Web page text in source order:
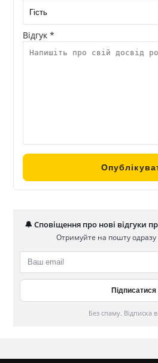
Відгук *
🔔 Сповіщення про нові відгуки
Отримуйте на пошту одразу
Без спаму. Відписка в